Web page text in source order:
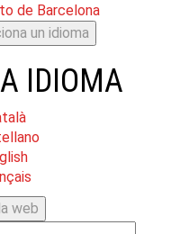
un idioma
IDIOMA
web